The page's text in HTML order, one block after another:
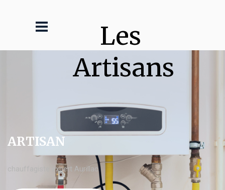
Les
Artisans
ARTISAN
chauffagiste expert Aurillac